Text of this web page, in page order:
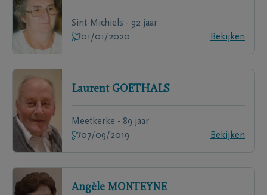
Sint-Michiels - 92 jaar
01/01/2020
Bekijken
Laurent GOETHALS
Meetkerke - 89 jaar
07/09/2019
Bekijken
Angèle MONTEYNE